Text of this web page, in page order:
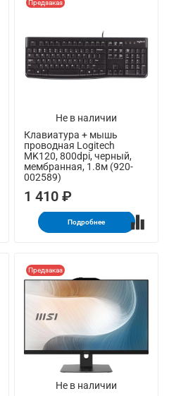
Не в наличии
Предзаказ
Клавиатура + мышь
проводная Logitech
MK120, 800dpi, черный,
мембранная, 1.8м (920-
002589)
1 410 ₽
Подробнее
Не в наличии
Предзаказ